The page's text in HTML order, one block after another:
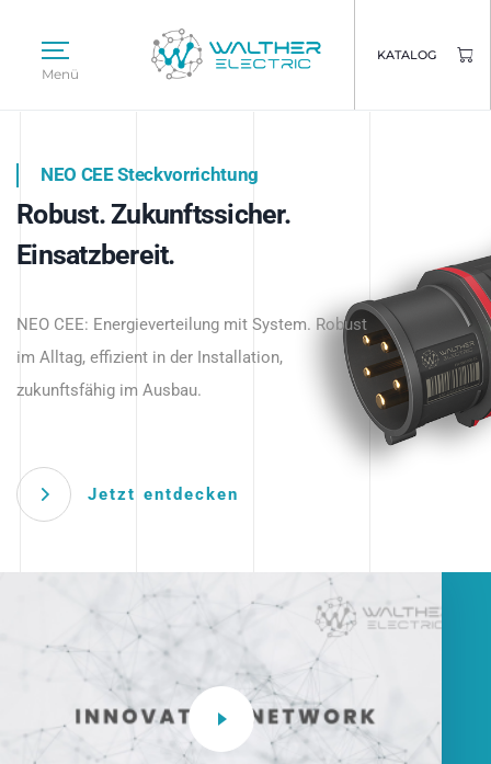
Menü
KATALOG
Intelligente Stromverteilung
beginnt hier.
NEO CEE Steckvorrichtung
Robust. Zukunftssicher.
Einsatzbereit.
NEO CEE: Energieverteilung mit System. Robust
im Alltag, effizient in der Installation,
zukunftsfähig im Ausbau.
Jetzt entdecken
Intelligenz trifft Energie.
Anwendungen – robust, IP-geschützt und
zukunftsfähig.